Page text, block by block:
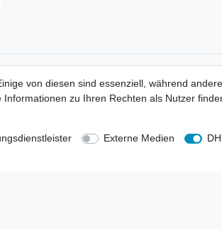
Informationen
Händlerbund - rechtssicher verkaufen
Produkt-Kataloge
Über uns
von diesen sind essenziell, während
zu Ihren Rechten als Nutzer
Externe Medien